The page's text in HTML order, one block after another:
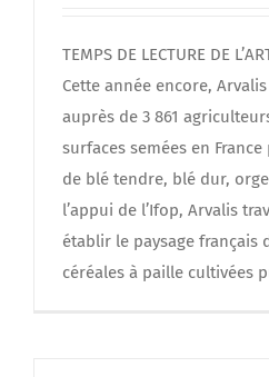
TEMPS DE LECTURE DE
Cette année encore,
auprès de 3 861
surfaces semées en
de blé tendre, blé dur,
l’appui de l’Ifop, Arvalis
établir le paysage français
céréales à paille cultivées